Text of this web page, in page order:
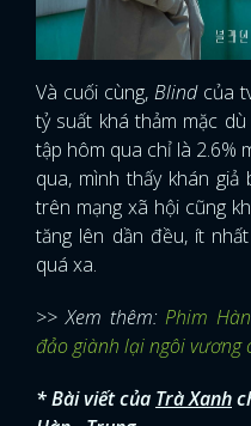
Và cuối cùng,Blind của
tỷ suất khá thảm mặc
tập hôm qua chỉ là 2.6%
qua, mình thấy khán
trên mạng xã hội cũng
tăng lên dần đều, ít
quá xa.
>> Xem thêm:Phim
đảo giành lại ngôi vương
* Bài viết của Trà Xanh